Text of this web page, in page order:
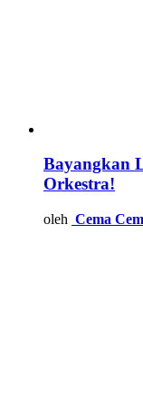
Bayangkan
Orkestra!
oleh Cema